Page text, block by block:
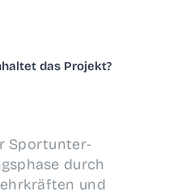
das Projekt?
Sport­un­ter­
durch
und